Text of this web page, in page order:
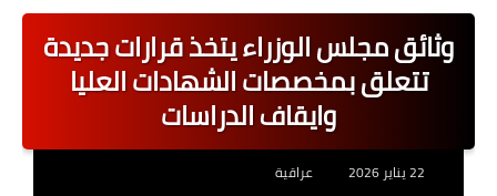
اخبار القطاع العام
اخبار القطاع الخاص
نتائج التعيينات
وثائق مجلس الوزراء يتخذ قرارات جديدة
تتعلق بمخصصات الشهادات العليا
وايقاف الدراسات
عراقية